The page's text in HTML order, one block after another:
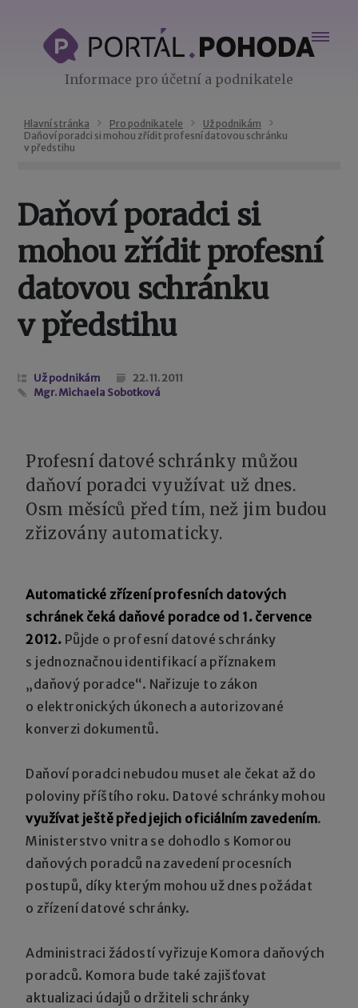
Informace pro účetní a podnikatele
Hlavní stránka Pro podnikatele
Už podnikám
Daňoví poradci si mohou zřídit profesní datovou schránku
v předstihu
Daňoví poradci si
mohou zřídit profesní
datovou schránku
v předstihu
Už podnikám
22. 11. 2011
Mgr. Michaela Sobotková
Profesní datové schránky můžou
daňoví poradci využívat už dnes.
Osm měsíců před tím, než jim budou
zřizovány automaticky.
Automatické zřízení profesních datových
schránek čeká daňové poradce od 1. července
2012. Půjde o profesní datové schránky
s jednoznačnou identifikací a příznakem
„daňový poradce“. Nařizuje to zákon
o elektronických úkonech a autorizované
konverzi dokumentů.
Daňoví poradci nebudou muset ale čekat až do
poloviny příštího roku. Datové schránky mohou
využívat ještě před jejich oficiálním zavedením.
Ministerstvo vnitra se dohodlo s Komorou
daňových poradců na zavedení procesních
postupů, díky kterým mohou už dnes požádat
o zřízení datové schránky.
Administraci žádostí vyřizuje Komora daňových
poradců. Komora bude také zajišťovat
aktualizaci údajů o držiteli schránky